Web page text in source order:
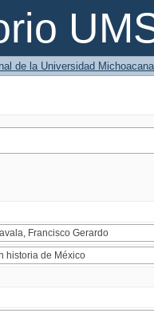
de la Universidad